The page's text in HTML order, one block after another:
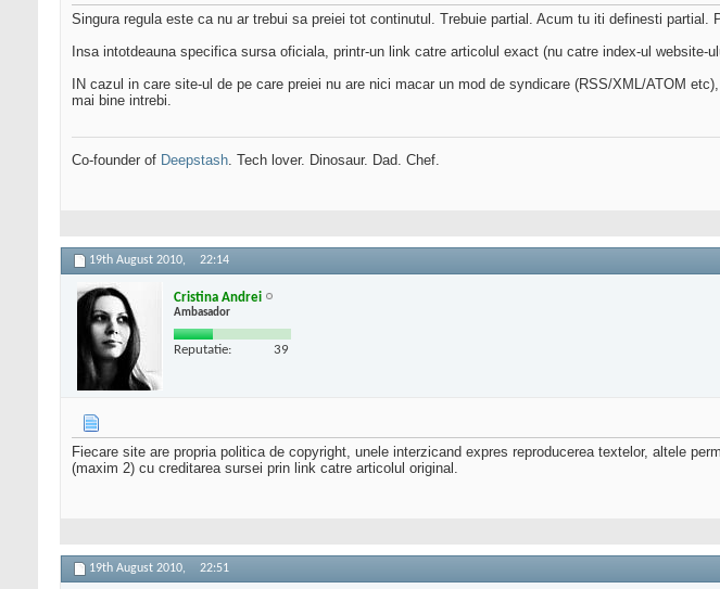
Singura regula este ca nu ar trebui sa preiei tot continutul. Trebuie partial. Acum tu iti definesti partial.
Insa intotdeauna specifica sursa oficiala, printr-un link catre articolul exact (nu catre index-ul website-
IN cazul in care site-ul de pe care preiei nu are nici macar un mod de syndicare (RSS/XML/ATOM
mai bine intrebi.
Co-founder of Deepstash. Tech lover. Dinosaur. Dad. Chef.
19th August 2010, 22:14
Cristina Andrei
Ambasador
Reputatie: 39
Fiecare site are propria politica de copyright, unele interzicand expres reproducerea textelor, altele
(maxim 2) cu creditarea sursei prin link catre articolul original.
19th August 2010, 22:51